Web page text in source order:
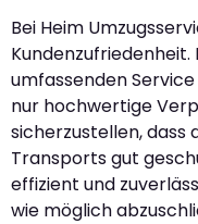
Bei Heim
umfassenden
nur hochwertige
sicherzustellen, dass
Transports gut
effizient und
wie möglich